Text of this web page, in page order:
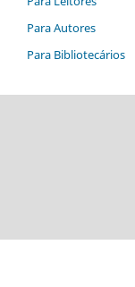
Para Autores
Para Bibliotecários